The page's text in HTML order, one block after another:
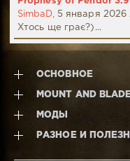
SimbaD, 5 января 2026
Хтось ще грає?)...
ОСНОВНОЕ
MOUNT AND
МОДЫ
РАЗНОЕ И